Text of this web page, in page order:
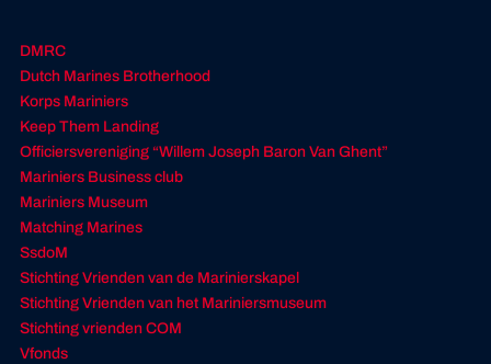
DMRC
Dutch Marines Brotherhood
Korps Mariniers
Keep Them Landing
Officiersvereniging “Willem Joseph Baron Van Ghent”
Mariniers Business club
Mariniers Museum
Matching Marines
SsdoM
Stichting Vrienden van de Marinierskapel
Stichting Vrienden van het Mariniersmuseum
Stichting vrienden COM
Vfonds